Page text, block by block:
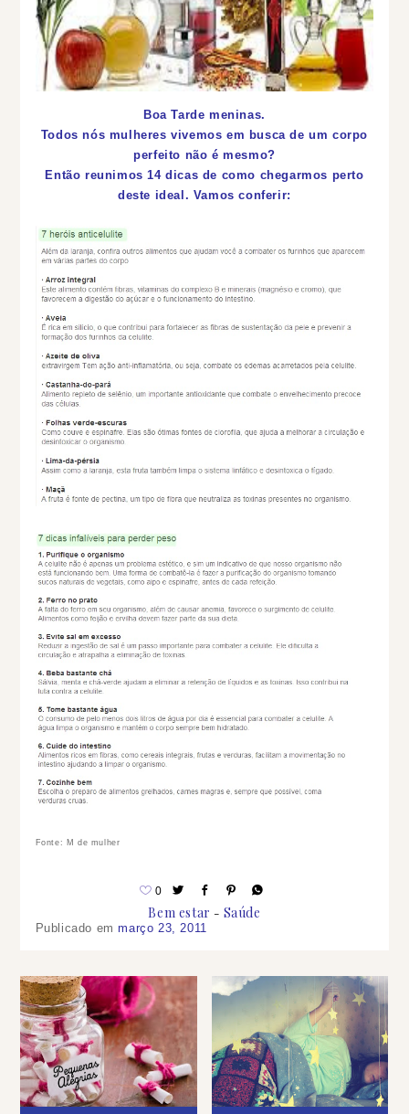
Boa Tarde meninas.
Todos nós mulheres vivemos em busca de um corpo
perfeito não é mesmo?
Então reunimos 14 dicas de como chegarmos perto
deste ideal. Vamos conferir:
Fonte: M de mulher
0
Bem estar Saúde
Publicado emmarço 23, 2011